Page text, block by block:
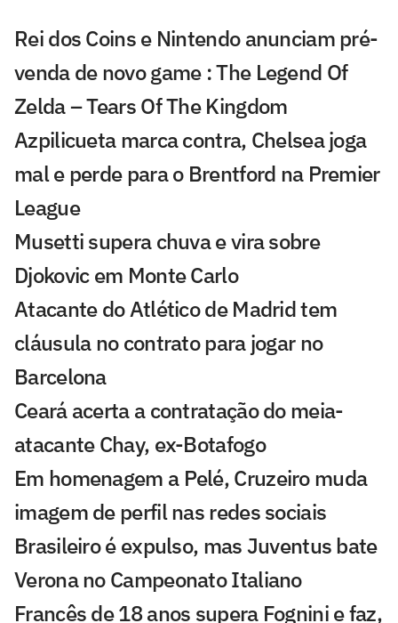
Rei dos Coins e Nintendo anunciam pré-
venda de novo game : The Legend Of
Zelda – Tears Of The Kingdom
Azpilicueta marca contra, Chelsea joga
mal e perde para o Brentford na Premier
League
Musetti supera chuva e vira sobre
Djokovic em Monte Carlo
Atacante do Atlético de Madrid tem
cláusula no contrato para jogar no
Barcelona
Ceará acerta a contratação do meia-
atacante Chay, ex-Botafogo
Em homenagem a Pelé, Cruzeiro muda
imagem de perfil nas redes sociais
Brasileiro é expulso, mas Juventus bate
Verona no Campeonato Italiano
Francês de 18 anos supera Fognini e faz,